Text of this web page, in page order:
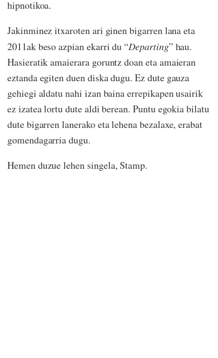
hipnotikoa.
Jakinminez itxaroten ari ginen bigarren lana eta
2011ak beso azpian ekarri du “Departing” hau.
Hasieratik amaierara goruntz doan eta amaieran
eztanda egiten duen diska dugu. Ez dute gauza
gehiegi aldatu nahi izan baina errepikapen usairik
ez izatea lortu dute aldi berean. Puntu egokia bilatu
dute bigarren lanerako eta lehena bezalaxe, erabat
gomendagarria dugu.
Hemen duzue lehen singela, Stamp.